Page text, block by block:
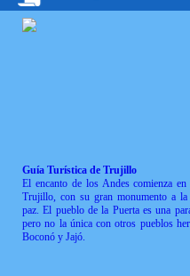
Guía Turística de Trujillo
El encanto de los Andes comienza
Trujillo, con su gran monumento a
paz. El pueblo de la Puerta es una
pero no la única con otros pueblos
Boconó y Jajó.